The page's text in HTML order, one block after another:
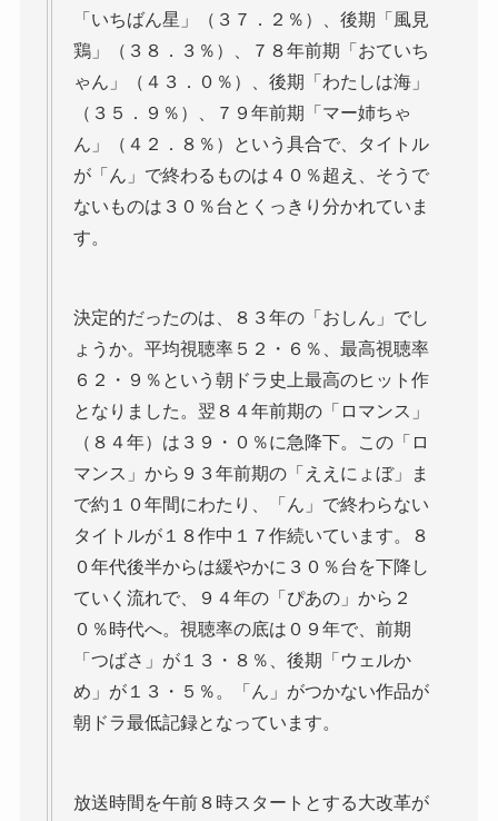
「いちばん星」（３７．２％）、後期「風見
鶏」（３８．３％）、７８年前期「おていち
ゃん」（４３．０％）、後期「わたしは海」
（３５．９％）、７９年前期「マー姉ちゃ
ん」（４２．８％）という具合で、タイトル
が「ん」で終わるものは４０％超え、そうで
ないものは３０％台とくっきり分かれていま
す。
決定的だったのは、８３年の「おしん」でし
ょうか。平均視聴率５２・６％、最高視聴率
６２・９％という朝ドラ史上最高のヒット作
となりました。翌８４年前期の「ロマンス」
（８４年）は３９・０％に急降下。この「ロ
マンス」から９３年前期の「ええにょぼ」ま
で約１０年間にわたり、「ん」で終わらない
タイトルが１８作中１７作続いています。８
０年代後半からは緩やかに３０％台を下降し
ていく流れで、９４年の「ぴあの」から２
０％時代へ。視聴率の底は０９年で、前期
「つばさ」が１３・８％、後期「ウェルか
め」が１３・５％。「ん」がつかない作品が
朝ドラ最低記録となっています。
放送時間を午前８時スタートとする大改革が